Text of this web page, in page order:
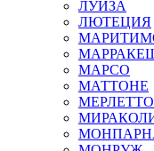
ЛУИЗА
ЛЮТЕЦИЯ
МАРСО
МАТТОНЕ
МЕРЛЕТТО